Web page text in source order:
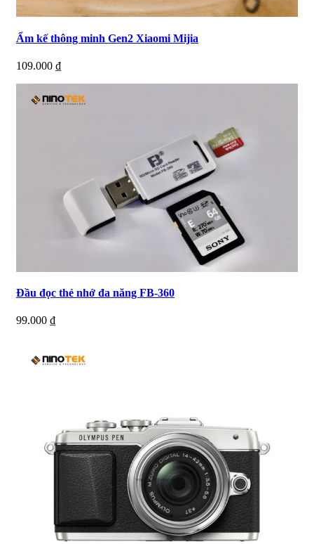
Ẩm kế thông minh Gen2 Xiaomi Mijia
109.000 ₫
Đầu đọc thẻ nhớ đa năng FB-360
99.000 ₫